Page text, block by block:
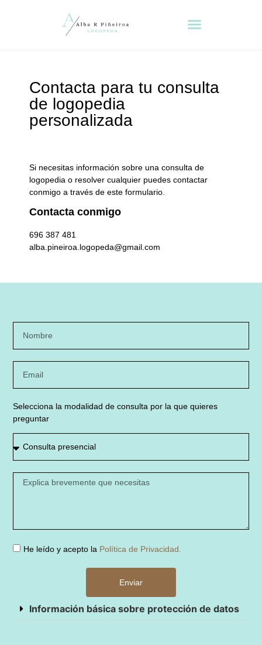
Contacta para tu consulta
de logopedia
personalizada
Si necesitas información sobre una consulta de
logopedia o resolver cualquier puedes contactar
conmigo a través de este formulario.
Contacta conmigo
696 387 481
alba.pineiroa.logopeda@gmail.com
Selecciona la modalidad de consulta por la que quieres
preguntar
He leído y acepto la Política de Privacidad.
Enviar
Información básica sobre protección de datos